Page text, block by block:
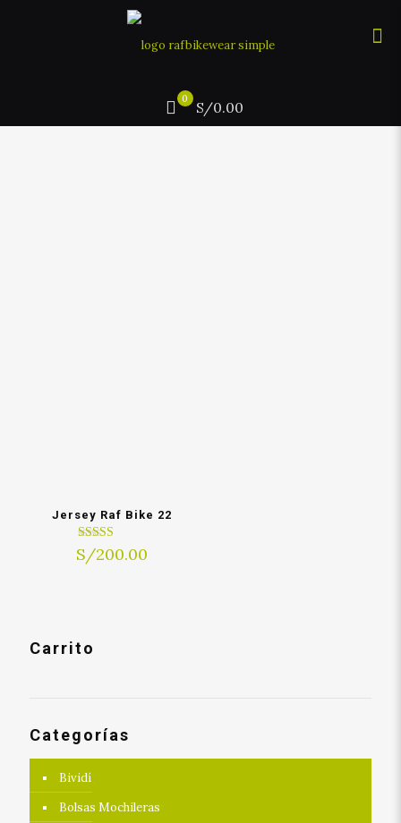
0 S/0.00
Jersey Raf Bike 22
Rated
4.00
S/200.00
Carrito
Categorías
Bividí
Bolsas Mochileras